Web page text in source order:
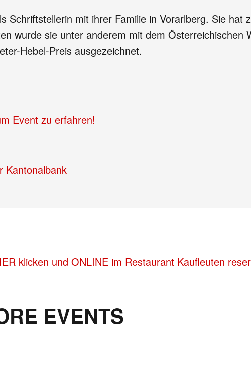
Schriftstellerin mit ihrer Familie in Vorarlberg. Sie hat
wurde sie unter anderem mit dem Österreichischen
Hebel-Preis ausgezeichnet.
Event zu erfahren!
Kantonalbank
klicken und ONLINE im Restaurant Kaufleuten
EVENTS